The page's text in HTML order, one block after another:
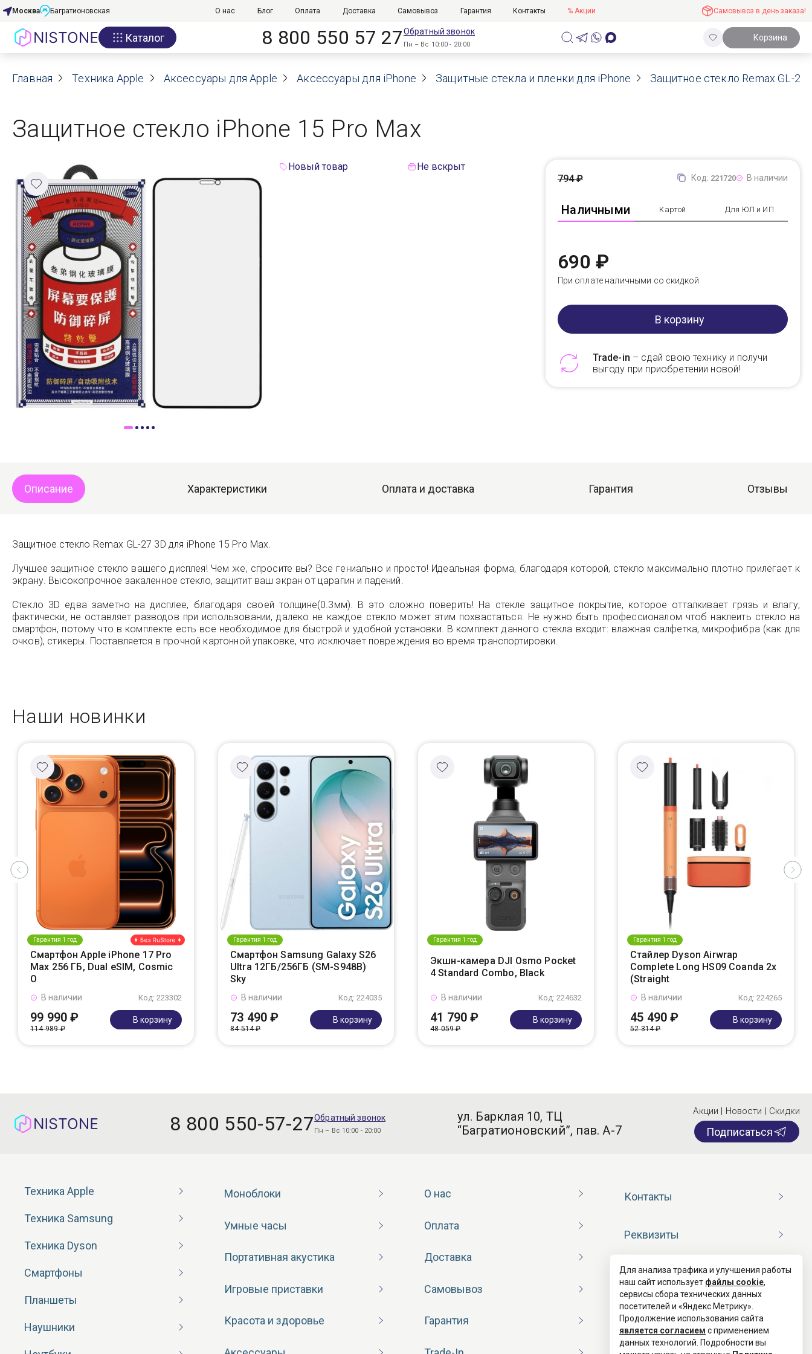
Акции
О нас
Договор оферты
Реквизиты
Контакты
Гарантия
Оплата
Доставка
Самовывоз
Trade-In
Москва Багратионовская О нас Блог Оплата Доставка Самовывоз Гарантия Контакты % Акции Самовывоз в день заказа!
Каталог 8 800 550 57 27Обратный звонок
Пн – Вс 10:00 - 20:00
Корзина
Главная Техника Apple Аксессуары для Apple Аксессуары для iPhone Защитные стекла и пленки для iPhone Защитное стекло Remax GL-27
Защитное стекло iPhone 15 Pro Max
Новый товар Не вскрыт
Код: 221720 В наличии
Наличными Картой Для ЮЛ и ИП
794 ₽
690 ₽
При оплате наличными со скидкой
В корзину
Trade-in – сдай свою технику и получи
выгоду при приобретении новой!
Описание Характеристики Оплата и доставка Гарантия Отзывы
Защитное стекло Remax GL-27 3D для iPhone 15 Pro Max.
Лучшее защитное стекло вашего дисплея! Чем же, спросите вы? Все гениально и просто! Идеальная форма, благодаря которой, стекло максимально плотно прилегает к
экрану. Высокопрочное закаленное стекло, защитит ваш экран от царапин и падений.
Стекло 3D едва заметно на дисплее, благодаря своей толщине(0.3мм). В это сложно поверить! На стекле защитное покрытие, которое отталкивает грязь и влагу,
фактически, не оставляет разводов при использовании, далеко не каждое стекло может этим похвастаться. Не нужно быть профессионалом чтоб наклеить стекло на
смартфон, потому что в комплекте есть все необходимое для быстрой и удобной установки. В комплект данного стекла входит: влажная салфетка, микрофибра (как для
очков), стикеры. Поставляется в прочной картонной упаковке, что исключает повреждения во время транспортировки.
Наши новинки
Гарантия 1 год
Смартфон Apple iPhone 17 Pro
Max 256 ГБ, Dual eSIM, Cosmic
O
Код: 223302
В наличии
99 990 ₽
114 989 ₽
В корзину
Гарантия 1 год
Смартфон Samsung Galaxy S26
Ultra 12ГБ/256ГБ (SM-S948B)
Sky
Код: 224035
В наличии
73 490 ₽
84 514 ₽
В корзину
Гарантия 1 год
Экшн-камера DJI Osmo Pocket
4 Standard Combo, Black
Код: 224632
В наличии
41 790 ₽
48 059 ₽
В корзину
Гарантия 1 год
Стайлер Dyson Airwrap
Complete Long HS09 Coanda 2x
(Straight
Код: 224265
В наличии
45 490 ₽
52 314 ₽
В корзину
8 800 550-57-27Обратный звонок
Пн – Вс 10:00 - 20:00
ул. Барклая 10, ТЦ
“Багратионовский”, пав. А-7
Акции | Новости | Скидки
Подписаться
Техника Apple
Техника Samsung
Техника Dyson
Смартфоны
Планшеты
Наушники
Моноблоки
Умные часы
Портативная акустика
Игровые приставки
Красота и здоровье
О нас
Оплата
Доставка
Самовывоз
Гарантия
Контакты
Реквизиты
Договор оферты
Согласие на обработку ПД
Политика конфиденциальности
Для анализа трафика и улучшения работы
наш сайт использует файлы cookie,
сервисы сбора технических данных
посетителей и «Яндекс.Метрику».
Продолжение использования сайта
является согласием с применением
данных технологий. Подробности вы